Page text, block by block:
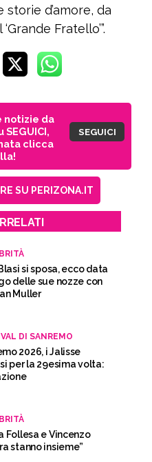
d’amore, da
Fratello’”.
notizie da
clicca
SEGUICI
SU PERIZONA.IT
si sposa, ecco data
delle sue nozze con
Muller
DI SANREMO
2026, i Jalisse
per la 29esima volta:
Follesa e Vincenzo
stanno insieme”